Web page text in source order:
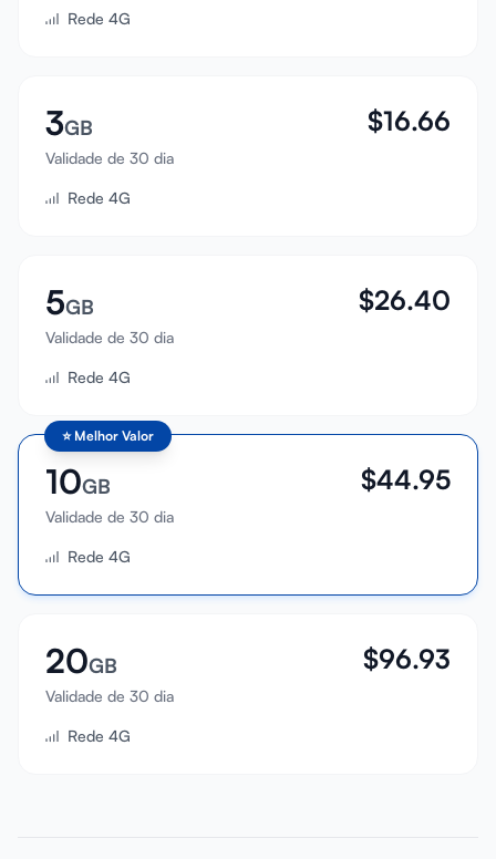
EntrarRede 4G
3GB
Validade de 30 dia
$16.66
Rede 4G
5GB
Validade de 30 dia
$26.40
Rede 4G
⭐ Melhor Valor
10GB
Validade de 30 dia
$44.95
Rede 4G
20GB
Validade de 30 dia
$96.93
Rede 4G